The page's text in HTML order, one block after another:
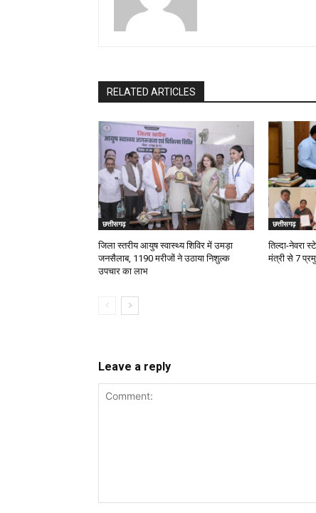
RELATED ARTICLES
छत्तीसगढ़
जिला स्तरीय आयुष स्वास्थ्य शिविर में उमड़ा
जनसैलाब, 1190 मरीजों ने उठाया निशुल्क
उपचार का लाभ
छत्तीसगढ़
तिल्दा-नेवरा
मंत्री से 7
Leave a reply